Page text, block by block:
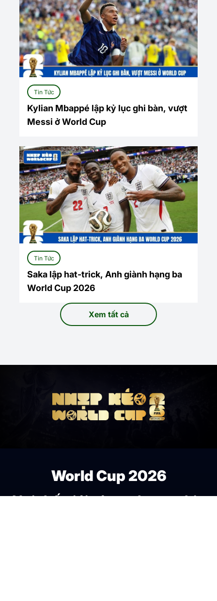
Tin Tức
Kylian Mbappé lập kỷ lục ghi bàn, vượt
Messi ở World Cup
Tin Tức
Saka lập hat-trick, Anh giành hạng ba
World Cup 2026
Xem tất cả
World Cup 2026
Nơi thế giới cùng chung nhịp